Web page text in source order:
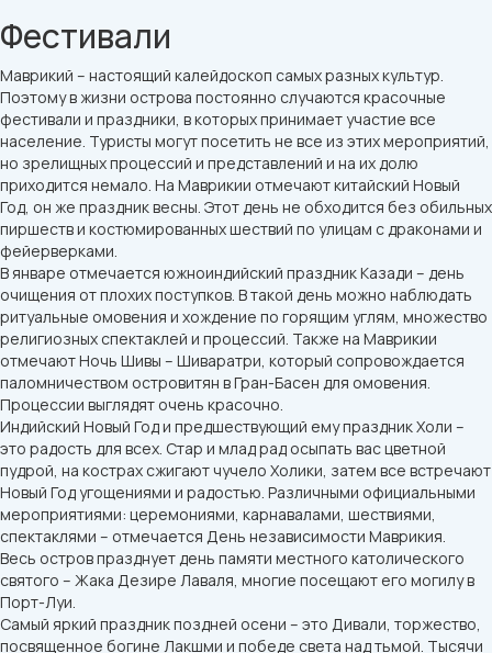
Фестивали
Маврикий – настоящий калейдоскоп самых разных культур.
Поэтому в жизни острова постоянно случаются красочные
фестивали и праздники, в которых принимает участие все
население. Туристы могут посетить не все из этих мероприятий,
но зрелищных процессий и представлений и на их долю
приходится немало. На Маврикии отмечают китайский Новый
Год, он же праздник весны. Этот день не обходится без обильных
пиршеств и костюмированных шествий по улицам с драконами и
фейерверками.
В январе отмечается южноиндийский праздник Казади – день
очищения от плохих поступков. В такой день можно наблюдать
ритуальные омовения и хождение по горящим углям, множество
религиозных спектаклей и процессий. Также на Маврикии
отмечают Ночь Шивы – Шиваратри, который сопровождается
паломничеством островитян в Гран-Басен для омовения.
Процессии выглядят очень красочно.
Индийский Новый Год и предшествующий ему праздник Холи –
это радость для всех. Стар и млад рад осыпать вас цветной
пудрой, на кострах сжигают чучело Холики, затем все встречают
Новый Год угощениями и радостью. Различными официальными
мероприятиями: церемониями, карнавалами, шествиями,
спектаклями – отмечается День независимости Маврикия.
Весь остров празднует день памяти местного католического
святого – Жака Дезире Лаваля, многие посещают его могилу в
Порт-Луи.
Самый яркий праздник поздней осени – это Дивали, торжество,
посвященное богине Лакшми и победе света над тьмой. Тысячи